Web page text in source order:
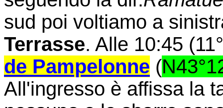
sud poi voltiamo a
Terrasse. Alle 10:45
de Pampelonne (
All'ingresso è affissa la